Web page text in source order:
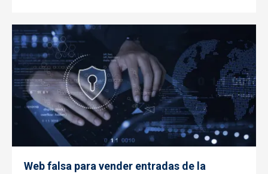
Web falsa para vender entradas de la